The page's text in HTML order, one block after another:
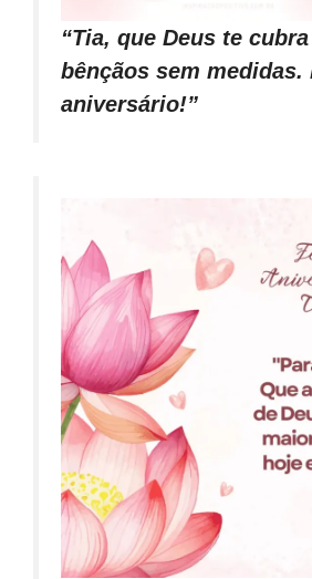
“Tia, que Deus te
bênçãos sem medidas.
aniversário!”